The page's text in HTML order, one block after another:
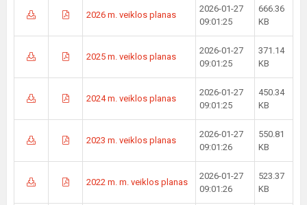
2026 m. veiklos planas
2026-01-27
09:01:25
666.36
KB
2025 m. veiklos planas
2026-01-27
09:01:25
371.14
KB
2024 m. veiklos planas
2026-01-27
09:01:25
450.34
KB
2023 m. veiklos planas
2026-01-27
09:01:26
550.81
KB
2022 m. m. veiklos planas
2026-01-27
09:01:26
523.37
KB